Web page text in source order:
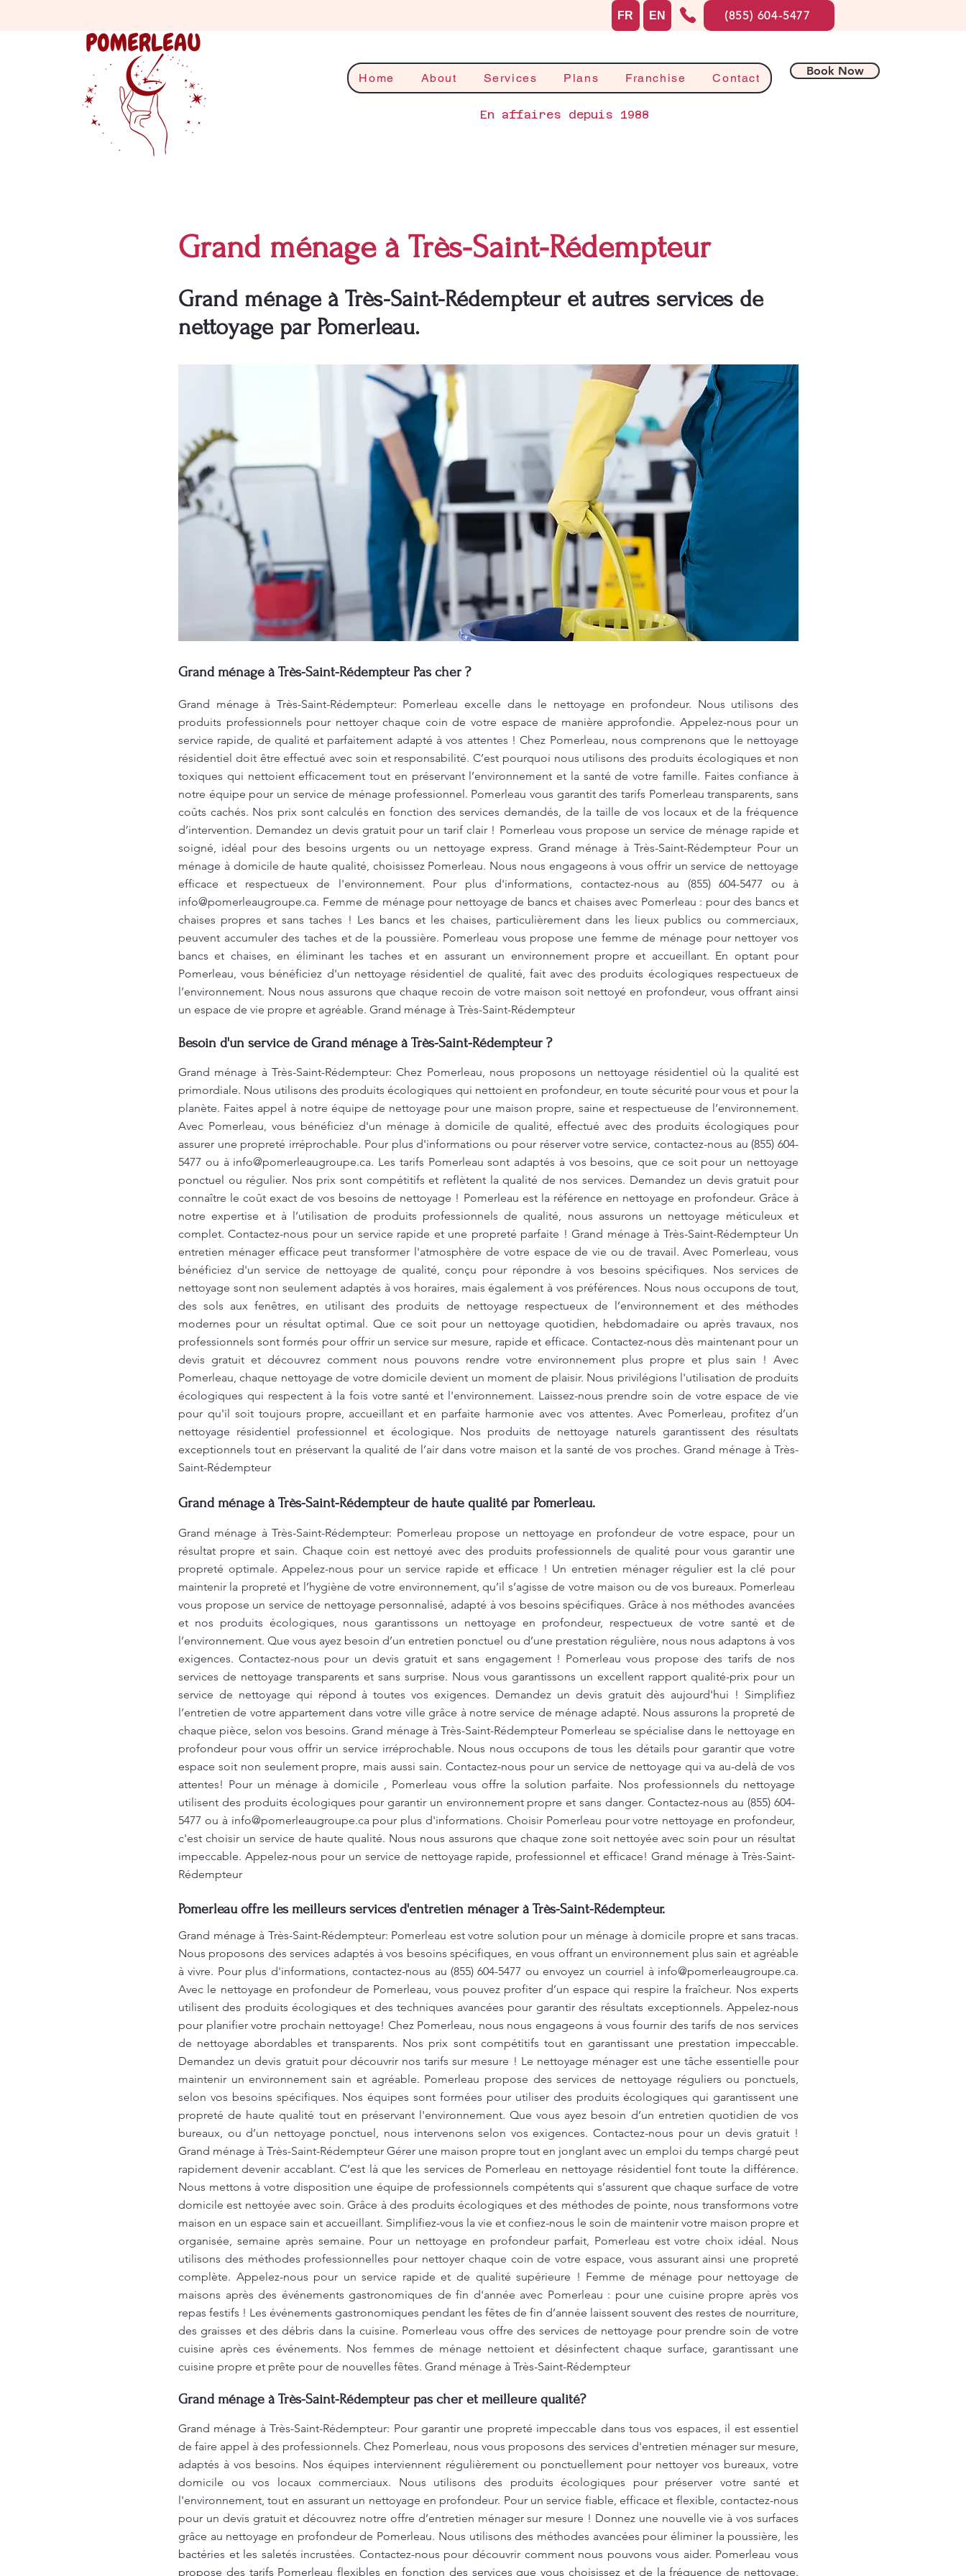
Home About Services Plans Franchise Contact
Book Now
En affaires depuis 1988
FR EN (855) 604-5477
Grand ménage à Très-Saint-Rédempteur
Grand ménage à Très-Saint-Rédempteur et autres services de
nettoyage par Pomerleau.
Grand ménage à Très-Saint-Rédempteur Pas cher ?
Grand ménage à Très-Saint-Rédempteur: Pomerleau excelle dans le nettoyage en profondeur. Nous utilisons des
produits professionnels pour nettoyer chaque coin de votre espace de manière approfondie. Appelez-nous pour un
service rapide, de qualité et parfaitement adapté à vos attentes ! Chez Pomerleau, nous comprenons que le nettoyage
résidentiel doit être effectué avec soin et responsabilité. C’est pourquoi nous utilisons des produits écologiques et non
toxiques qui nettoient efficacement tout en préservant l’environnement et la santé de votre famille. Faites confiance à
notre équipe pour un service de ménage professionnel. Pomerleau vous garantit des tarifs Pomerleau transparents, sans
coûts cachés. Nos prix sont calculés en fonction des services demandés, de la taille de vos locaux et de la fréquence
d’intervention. Demandez un devis gratuit pour un tarif clair ! Pomerleau vous propose un service de ménage rapide et
soigné, idéal pour des besoins urgents ou un nettoyage express. Grand ménage à Très-Saint-Rédempteur Pour un
ménage à domicile de haute qualité, choisissez Pomerleau. Nous nous engageons à vous offrir un service de nettoyage
efficace et respectueux de l'environnement. Pour plus d'informations, contactez-nous au (855) 604-5477 ou à
info@pomerleaugroupe.ca. Femme de ménage pour nettoyage de bancs et chaises avec Pomerleau : pour des bancs et
chaises propres et sans taches ! Les bancs et les chaises, particulièrement dans les lieux publics ou commerciaux,
peuvent accumuler des taches et de la poussière. Pomerleau vous propose une femme de ménage pour nettoyer vos
bancs et chaises, en éliminant les taches et en assurant un environnement propre et accueillant. En optant pour
Pomerleau, vous bénéficiez d'un nettoyage résidentiel de qualité, fait avec des produits écologiques respectueux de
l’environnement. Nous nous assurons que chaque recoin de votre maison soit nettoyé en profondeur, vous offrant ainsi
un espace de vie propre et agréable. Grand ménage à Très-Saint-Rédempteur
Besoin d'un service de Grand ménage à Très-Saint-Rédempteur ?
Grand ménage à Très-Saint-Rédempteur: Chez Pomerleau, nous proposons un nettoyage résidentiel où la qualité est
primordiale. Nous utilisons des produits écologiques qui nettoient en profondeur, en toute sécurité pour vous et pour la
planète. Faites appel à notre équipe de nettoyage pour une maison propre, saine et respectueuse de l’environnement.
Avec Pomerleau, vous bénéficiez d'un ménage à domicile de qualité, effectué avec des produits écologiques pour
assurer une propreté irréprochable. Pour plus d'informations ou pour réserver votre service, contactez-nous au (855) 604-
5477 ou à info@pomerleaugroupe.ca. Les tarifs Pomerleau sont adaptés à vos besoins, que ce soit pour un nettoyage
ponctuel ou régulier. Nos prix sont compétitifs et reflètent la qualité de nos services. Demandez un devis gratuit pour
connaître le coût exact de vos besoins de nettoyage ! Pomerleau est la référence en nettoyage en profondeur. Grâce à
notre expertise et à l’utilisation de produits professionnels de qualité, nous assurons un nettoyage méticuleux et
complet. Contactez-nous pour un service rapide et une propreté parfaite ! Grand ménage à Très-Saint-Rédempteur Un
entretien ménager efficace peut transformer l'atmosphère de votre espace de vie ou de travail. Avec Pomerleau, vous
bénéficiez d'un service de nettoyage de qualité, conçu pour répondre à vos besoins spécifiques. Nos services de
nettoyage sont non seulement adaptés à vos horaires, mais également à vos préférences. Nous nous occupons de tout,
des sols aux fenêtres, en utilisant des produits de nettoyage respectueux de l’environnement et des méthodes
modernes pour un résultat optimal. Que ce soit pour un nettoyage quotidien, hebdomadaire ou après travaux, nos
professionnels sont formés pour offrir un service sur mesure, rapide et efficace. Contactez-nous dès maintenant pour un
devis gratuit et découvrez comment nous pouvons rendre votre environnement plus propre et plus sain ! Avec
Pomerleau, chaque nettoyage de votre domicile devient un moment de plaisir. Nous privilégions l'utilisation de produits
écologiques qui respectent à la fois votre santé et l'environnement. Laissez-nous prendre soin de votre espace de vie
pour qu'il soit toujours propre, accueillant et en parfaite harmonie avec vos attentes. Avec Pomerleau, profitez d’un
nettoyage résidentiel professionnel et écologique. Nos produits de nettoyage naturels garantissent des résultats
exceptionnels tout en préservant la qualité de l’air dans votre maison et la santé de vos proches. Grand ménage à Très-
Saint-Rédempteur
Grand ménage à Très-Saint-Rédempteur de haute qualité par Pomerleau.
Grand ménage à Très-Saint-Rédempteur: Pomerleau propose un nettoyage en profondeur de votre espace, pour un
résultat propre et sain. Chaque coin est nettoyé avec des produits professionnels de qualité pour vous garantir une
propreté optimale. Appelez-nous pour un service rapide et efficace ! Un entretien ménager régulier est la clé pour
maintenir la propreté et l’hygiène de votre environnement, qu’il s’agisse de votre maison ou de vos bureaux. Pomerleau
vous propose un service de nettoyage personnalisé, adapté à vos besoins spécifiques. Grâce à nos méthodes avancées
et nos produits écologiques, nous garantissons un nettoyage en profondeur, respectueux de votre santé et de
l’environnement. Que vous ayez besoin d’un entretien ponctuel ou d’une prestation régulière, nous nous adaptons à vos
exigences. Contactez-nous pour un devis gratuit et sans engagement ! Pomerleau vous propose des tarifs de nos
services de nettoyage transparents et sans surprise. Nous vous garantissons un excellent rapport qualité-prix pour un
service de nettoyage qui répond à toutes vos exigences. Demandez un devis gratuit dès aujourd'hui ! Simplifiez
l’entretien de votre appartement dans votre ville grâce à notre service de ménage adapté. Nous assurons la propreté de
chaque pièce, selon vos besoins. Grand ménage à Très-Saint-Rédempteur Pomerleau se spécialise dans le nettoyage en
profondeur pour vous offrir un service irréprochable. Nous nous occupons de tous les détails pour garantir que votre
espace soit non seulement propre, mais aussi sain. Contactez-nous pour un service de nettoyage qui va au-delà de vos
attentes! Pour un ménage à domicile , Pomerleau vous offre la solution parfaite. Nos professionnels du nettoyage
utilisent des produits écologiques pour garantir un environnement propre et sans danger. Contactez-nous au (855) 604-
5477 ou à info@pomerleaugroupe.capour plus d'informations. Choisir Pomerleau pour votre nettoyage en profondeur,
c'est choisir un service de haute qualité. Nous nous assurons que chaque zone soit nettoyée avec soin pour un résultat
impeccable. Appelez-nous pour un service de nettoyage rapide, professionnel et efficace! Grand ménage à Très-Saint-
Rédempteur
Pomerleau offre les meilleurs services d'entretien ménager à Très-Saint-Rédempteur.
Grand ménage à Très-Saint-Rédempteur: Pomerleau est votre solution pour un ménage à domicile propre et sans tracas.
Nous proposons des services adaptés à vos besoins spécifiques, en vous offrant un environnement plus sain et agréable
à vivre. Pour plus d'informations, contactez-nous au (855) 604-5477 ou envoyez un courriel à info@pomerleaugroupe.ca.
Avec le nettoyage en profondeur de Pomerleau, vous pouvez profiter d’un espace qui respire la fraîcheur. Nos experts
utilisent des produits écologiques et des techniques avancées pour garantir des résultats exceptionnels. Appelez-nous
pour planifier votre prochain nettoyage! Chez Pomerleau, nous nous engageons à vous fournir des tarifs de nos services
de nettoyage abordables et transparents. Nos prix sont compétitifs tout en garantissant une prestation impeccable.
Demandez un devis gratuit pour découvrir nos tarifs sur mesure ! Le nettoyage ménager est une tâche essentielle pour
maintenir un environnement sain et agréable. Pomerleau propose des services de nettoyage réguliers ou ponctuels,
selon vos besoins spécifiques. Nos équipes sont formées pour utiliser des produits écologiques qui garantissent une
propreté de haute qualité tout en préservant l'environnement. Que vous ayez besoin d’un entretien quotidien de vos
bureaux, ou d’un nettoyage ponctuel, nous intervenons selon vos exigences. Contactez-nous pour un devis gratuit !
Grand ménage à Très-Saint-Rédempteur Gérer une maison propre tout en jonglant avec un emploi du temps chargé peut
rapidement devenir accablant. C’est là que les services de Pomerleau en nettoyage résidentiel font toute la différence.
Nous mettons à votre disposition une équipe de professionnels compétents qui s’assurent que chaque surface de votre
domicile est nettoyée avec soin. Grâce à des produits écologiques et des méthodes de pointe, nous transformons votre
maison en un espace sain et accueillant. Simplifiez-vous la vie et confiez-nous le soin de maintenir votre maison propre et
organisée, semaine après semaine. Pour un nettoyage en profondeur parfait, Pomerleau est votre choix idéal. Nous
utilisons des méthodes professionnelles pour nettoyer chaque coin de votre espace, vous assurant ainsi une propreté
complète. Appelez-nous pour un service rapide et de qualité supérieure ! Femme de ménage pour nettoyage de
maisons après des événements gastronomiques de fin d'année avec Pomerleau : pour une cuisine propre après vos
repas festifs ! Les événements gastronomiques pendant les fêtes de fin d’année laissent souvent des restes de nourriture,
des graisses et des débris dans la cuisine. Pomerleau vous offre des services de nettoyage pour prendre soin de votre
cuisine après ces événements. Nos femmes de ménage nettoient et désinfectent chaque surface, garantissant une
cuisine propre et prête pour de nouvelles fêtes. Grand ménage à Très-Saint-Rédempteur
Grand ménage à Très-Saint-Rédempteur pas cher et meilleure qualité?
Grand ménage à Très-Saint-Rédempteur: Pour garantir une propreté impeccable dans tous vos espaces, il est essentiel
de faire appel à des professionnels. Chez Pomerleau, nous vous proposons des services d'entretien ménager sur mesure,
adaptés à vos besoins. Nos équipes interviennent régulièrement ou ponctuellement pour nettoyer vos bureaux, votre
domicile ou vos locaux commerciaux. Nous utilisons des produits écologiques pour préserver votre santé et
l'environnement, tout en assurant un nettoyage en profondeur. Pour un service fiable, efficace et flexible, contactez-nous
pour un devis gratuit et découvrez notre offre d’entretien ménager sur mesure ! Donnez une nouvelle vie à vos surfaces
grâce au nettoyage en profondeur de Pomerleau. Nous utilisons des méthodes avancées pour éliminer la poussière, les
bactéries et les saletés incrustées. Contactez-nous pour découvrir comment nous pouvons vous aider. Pomerleau vous
propose des tarifs Pomerleau flexibles en fonction des services que vous choisissez et de la fréquence de nettoyage.